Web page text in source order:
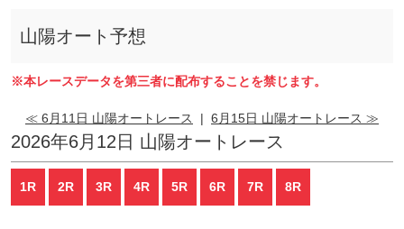
山陽オート予想
※本レースデータを第三者に配布することを禁じます。
≪ 6月11日 山陽オートレース | 6月15日 山陽オートレース ≫
2026年6月12日 山陽オートレース
1R 2R 3R 4R 5R 6R 7R 8R